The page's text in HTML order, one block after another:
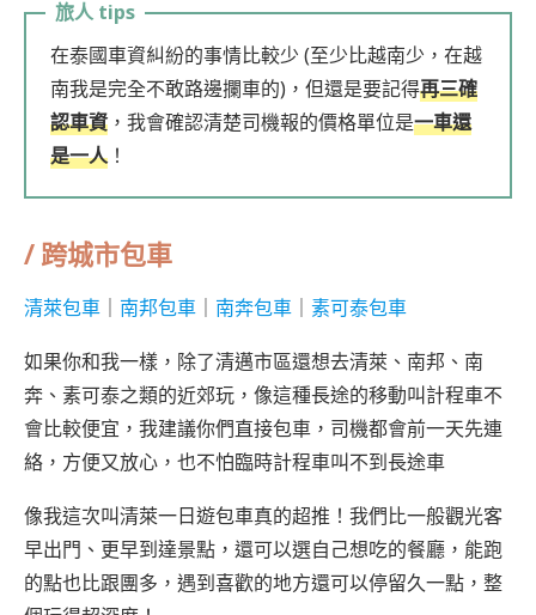
在泰國車資糾紛的事情比較少 (至少比越南少，在越
南我是完全不敢路邊攔車的)，但還是要記得再三確
認車資 ，我會確認清楚司機報的價格單位是一車還
是一人！
/ 跨城市包車
清萊包車 南邦包車 南奔包車 素可泰包車
如果你和我一樣，除了清邁市區還想去清萊、南邦、南
奔、素可泰之類的近郊玩，像這種長途的移動叫計程車不
會比較便宜，我建議你們直接包車，司機都會前一天先連
絡，方便又放心，也不怕臨時計程車叫不到長途車
像我這次叫清萊一日遊包車真的超推！我們比一般觀光客
早出門、更早到達景點，還可以選自己想吃的餐廳，能跑
的點也比跟團多，遇到喜歡的地方還可以停留久一點，整